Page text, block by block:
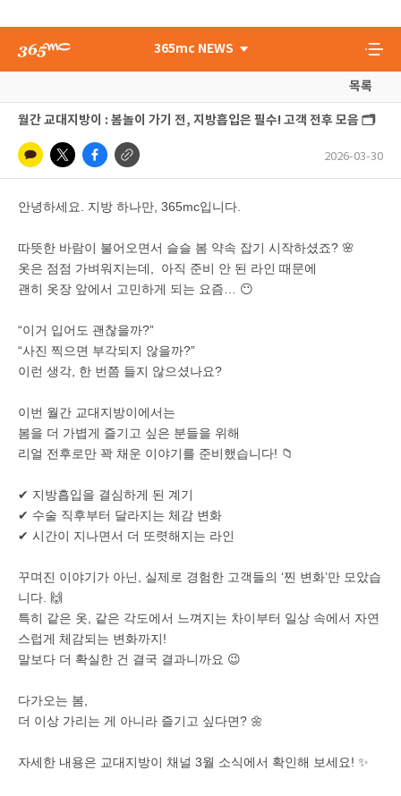
365mc NEWS
목록
월간 교대지방이 : 봄놀이 가기 전, 지방흡입은 필수! 고객 전후 모음 🗂️
2026-03-30
안녕하세요. 지방 하나만, 365mc입니다.
따뜻한 바람이 불어오면서 슬슬 봄 약속 잡기 시작하셨죠? 🌸
옷은 점점 가벼워지는데, 아직 준비 안 된 라인 때문에
괜히 옷장 앞에서 고민하게 되는 요즘… 😶
“이거 입어도 괜찮을까?”
“사진 찍으면 부각되지 않을까?”
이런 생각, 한 번쯤 들지 않으셨나요?
이번 월간 교대지방이에서는
봄을 더 가볍게 즐기고 싶은 분들을 위해
리얼 전후로만 꽉 채운 이야기를 준비했습니다! 📁
✔ 지방흡입을 결심하게 된 계기
✔ 수술 직후부터 달라지는 체감 변화
✔ 시간이 지나면서 더 또렷해지는 라인
꾸며진 이야기가 아닌, 실제로 경험한 고객들의 ‘찐 변화’만 모았습
니다. 🙌
특히 같은 옷, 같은 각도에서 느껴지는 차이부터 일상 속에서 자연
스럽게 체감되는 변화까지!
말보다 더 확실한 건 결국 결과니까요 😉
다가오는 봄,
더 이상 가리는 게 아니라 즐기고 싶다면? 🌼
자세한 내용은 교대지방이 채널 3월 소식에서 확인해 보세요! ✨